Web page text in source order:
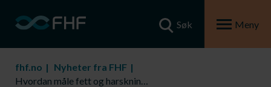
Søk Meny
fhf.no
Nyheter fra FHF
Hvordan måle fett og harskning i mat?